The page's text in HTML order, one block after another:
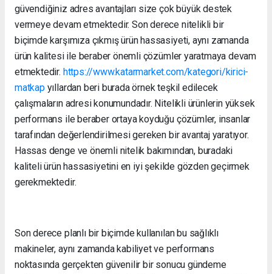
güvendiğiniz adres avantajları size çok büyük destek
vermeye devam etmektedir. Son derece nitelikli bir
biçimde karşımıza çıkmış ürün hassasiyeti, aynı zamanda
ürün kalitesi ile beraber önemli çözümler yaratmaya devam
etmektedir. https://www.katarmarket.com/kategori/kirici-
matkapyıllardan beri burada örnek teşkil edilecek
çalışmaların adresi konumundadır. Nitelikli ürünlerin yüksek
performans ile beraber ortaya koyduğu çözümler, insanlar
tarafından değerlendirilmesi gereken bir avantaj yaratıyor.
Hassas denge ve önemli nitelik bakımından, buradaki
kaliteli ürün hassasiyetini en iyi şekilde gözden geçirmek
gerekmektedir.
Son derece planlı bir biçimde kullanılan bu sağlıklı
makineler, aynı zamanda kabiliyet ve performans
noktasında gerçekten güvenilir bir sonucu gündeme